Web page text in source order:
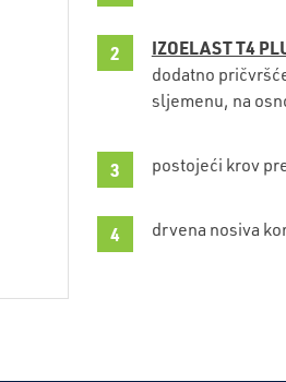
IZOELAST T4
dodatno
sljemenu, na
postojeći krov
drvena nosiva